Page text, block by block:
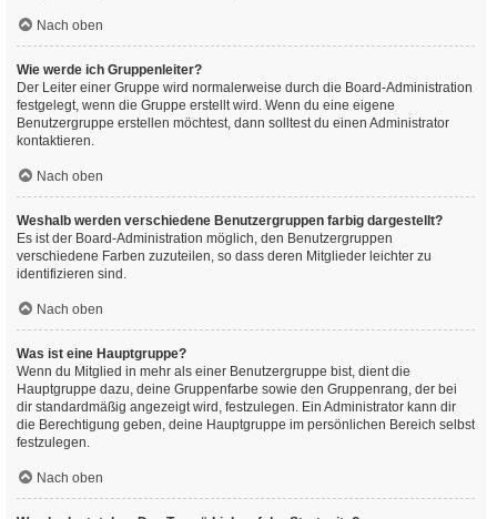
Nach oben
Wie werde ich Gruppenleiter?
Der Leiter einer Gruppe wird normalerweise durch die Board-Administration
festgelegt, wenn die Gruppe erstellt wird. Wenn du eine eigene
Benutzergruppe erstellen möchtest, dann solltest du einen Administrator
kontaktieren.
Nach oben
Weshalb werden verschiedene Benutzergruppen farbig dargestellt?
Es ist der Board-Administration möglich, den Benutzergruppen
verschiedene Farben zuzuteilen, so dass deren Mitglieder leichter zu
identifizieren sind.
Nach oben
Was ist eine Hauptgruppe?
Wenn du Mitglied in mehr als einer Benutzergruppe bist, dient die
Hauptgruppe dazu, deine Gruppenfarbe sowie den Gruppenrang, der bei
dir standardmäßig angezeigt wird, festzulegen. Ein Administrator kann dir
die Berechtigung geben, deine Hauptgruppe im persönlichen Bereich selbst
festzulegen.
Nach oben